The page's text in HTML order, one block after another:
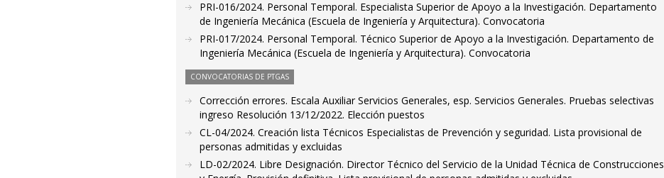
PRI-016/2024. Personal Temporal. Especialista Superior de Apoyo a la Investigación. Departamento
de Ingeniería Mecánica (Escuela de Ingeniería y Arquitectura). Convocatoria
PRI-017/2024. Personal Temporal. Técnico Superior de Apoyo a la Investigación. Departamento de
Ingeniería Mecánica (Escuela de Ingeniería y Arquitectura). Convocatoria
CONVOCATORIAS DE PTGAS
Corrección errores. Escala Auxiliar Servicios Generales, esp. Servicios Generales. Pruebas selectivas
ingreso Resolución 13/12/2022. Elección puestos
CL-04/2024. Creación lista Técnicos Especialistas de Prevención y seguridad. Lista provisional de
personas admitidas y excluidas
LD-02/2024. Libre Designación. Director Técnico del Servicio de la Unidad Técnica de Construcciones